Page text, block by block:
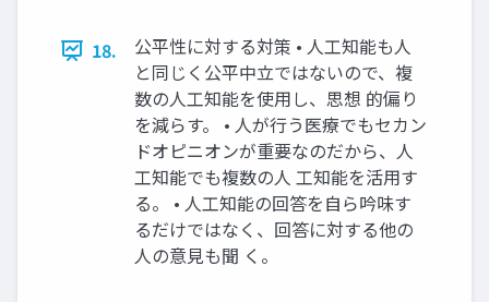
18.
公平性に対する対策 • 人工知能も人
と同じく公平中立ではないので、複
数の人工知能を使用し、思想 的偏り
を減らす。 • 人が行う医療でもセカン
ドオピニオンが重要なのだから、人
工知能でも複数の人 工知能を活用す
る。 • 人工知能の回答を自ら吟味す
るだけではなく、回答に対する他の
人の意見も聞 く。